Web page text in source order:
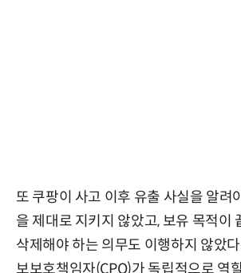
또 쿠팡이 사고 이후 유출 사실을 알려
을 제대로 지키지 않았고, 보유 목적이
삭제해야 하는 의무도 이행하지 않았
보보호책임자(CPO)가 독립적으로 역